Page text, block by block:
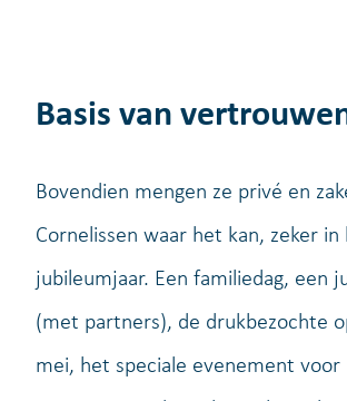
Basis van
Bovendien mengen ze privé en
Cornelissen waar het kan, zeker
jubileumjaar. Een familiedag, een
(met partners), de drukbezochte
mei, het speciale evenement voor